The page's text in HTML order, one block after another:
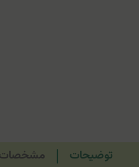
توضیحات